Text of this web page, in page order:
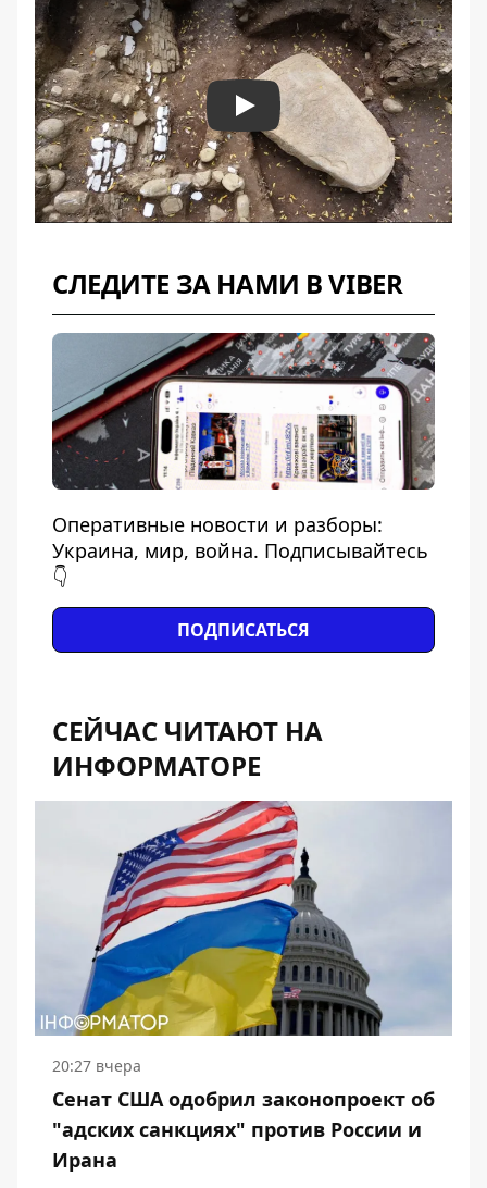
Play
СЛЕДИТЕ ЗА НАМИ В VIBER
Оперативные новости и разборы:
Украина, мир, война. Подписывайтесь
👇
ПОДПИСАТЬСЯ
СЕЙЧАС ЧИТАЮТ НА
ИНФОРМАТОРЕ
20:27 вчера
Сенат США одобрил законопроект об
"адских санкциях" против России и
Ирана